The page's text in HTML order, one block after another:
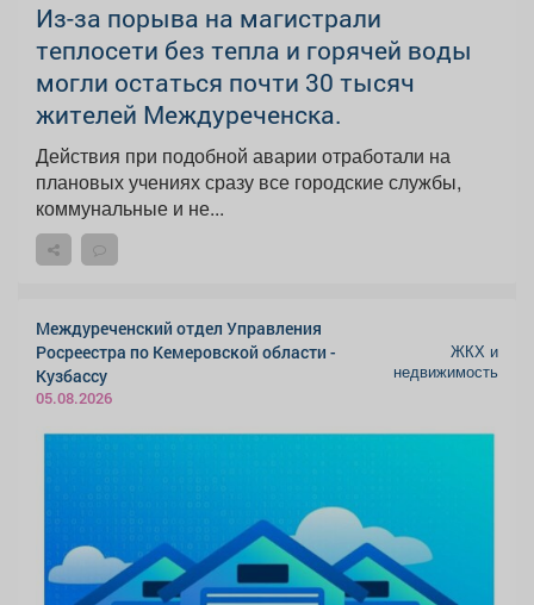
Из-за порыва на магистрали
теплосети без тепла и горячей воды
могли остаться почти 30 тысяч
жителей Междуреченска.
Действия при подобной аварии отработали на
плановых учениях сразу все городские службы,
коммунальные и не...
Междуреченский отдел Управления
Росреестра по Кемеровской области -
Кузбассу
05.08.2026
ЖКХ и
недвижимость